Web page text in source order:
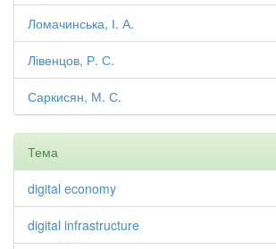
Ломачинська, І. А.
Лівенцов, Р. С.
Саркисян, М. С.
Тема
digital economy
digital infrastructure